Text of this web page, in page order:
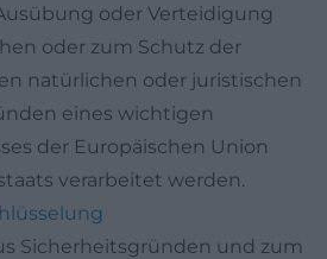
oder Verteidigung
oder zum Schutz der
natürlichen oder juristischen
eines wichtigen
der Europäischen Union
verarbeitet werden.
Sicherheitsgründen und zum